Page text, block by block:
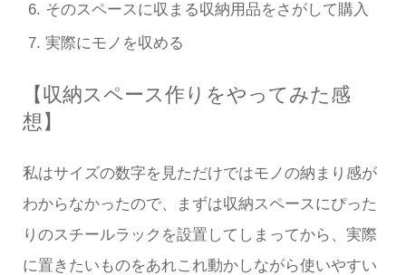
そのスペースに収まる収納用品をさがして購入
実際にモノを収める
【収納スペース作りをやってみた感
想】
私はサイズの数字を見ただけではモノの納まり感が
わからなかったので、まずは収納スペースにぴった
りのスチールラックを設置してしまってから、実際
に置きたいものをあれこれ動かしながら使いやすい